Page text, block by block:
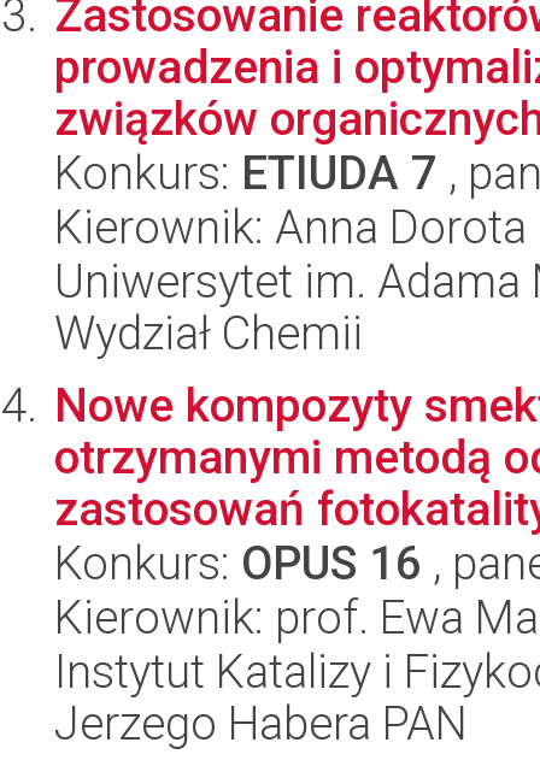
Zastosowanie
prowadzenia i
związków
Konkurs: ETIUDA 7 ,
Kierownik: Anna
Uniwersytet im.
Wydział Chemii
Nowe kompozyty
otrzymanymi metodą
zastosowań
Konkurs: OPUS 16 ,
Kierownik: prof. Ewa
Instytut Katalizy i
Jerzego Habera PAN